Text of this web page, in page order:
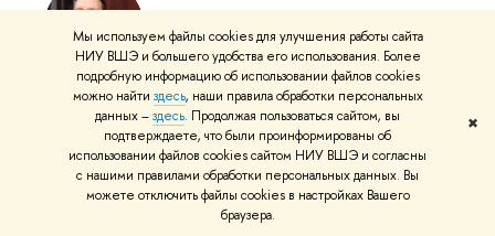
Мы используем файлы cookies для улучшения работы сайта
НИУ ВШЭ и большего удобства его использования. Более
подробную информацию об использовании файлов cookies
можно найти здесь, наши правила обработки персональных
данных –здесь. Продолжая пользоваться сайтом, вы
подтверждаете, что были проинформированы об
использовании файлов cookies сайтом НИУ ВШЭ и согласны
с нашими правилами обработки персональных данных. Вы
можете отключить файлы cookies в настройках Вашего
браузера.
✖
Руководитель департамента–Виноградов Вадим
Александрович
Большой Трехсвятительский переулок, д. 3, каб.
тел. +7 (495) 772-95-90 доб. 23005